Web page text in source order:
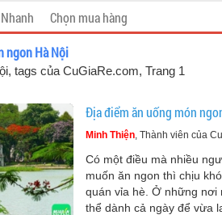
Chọn mua hàng
ngon Hà Nội
tags của CuGiaRe.com, Trang 1
Địa điểm ăn uống món
Minh Thiện, Thành viên của
Có một điều mà nhiều
muốn ăn ngon thì chịu
quán vỉa hè. Ở những nơi
thể dành cả ngày để vừa